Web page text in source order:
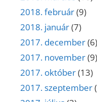
2018. február(9)
2018. január(7)
2017. december(6)
2017. november(9)
2017. október(13)
2017. szeptember